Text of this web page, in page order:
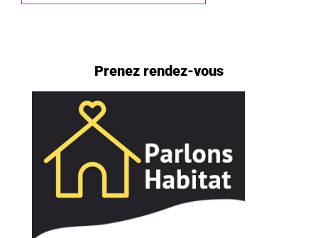
Prenez rendez-vous